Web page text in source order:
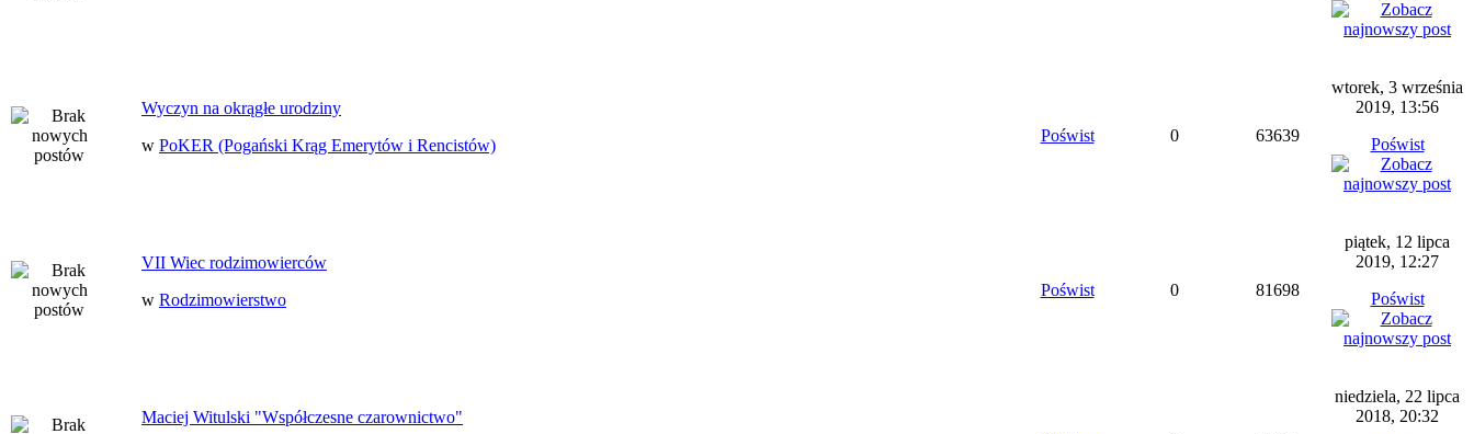
Wyczyn na okrągłe urodziny
w PoKER (Pogański Krąg Emerytów i Rencistów)
Poświst 0 63639
wtorek, 3 września
2019, 13:56
Poświst
VII Wiec rodzimowierców
w Rodzimowierstwo
Poświst 0 81698
piątek, 12 lipca
2019, 12:27
Poświst
Maciej Witulski "Współczesne czarownictwo"
niedziela, 22 lipca
2018, 20:32